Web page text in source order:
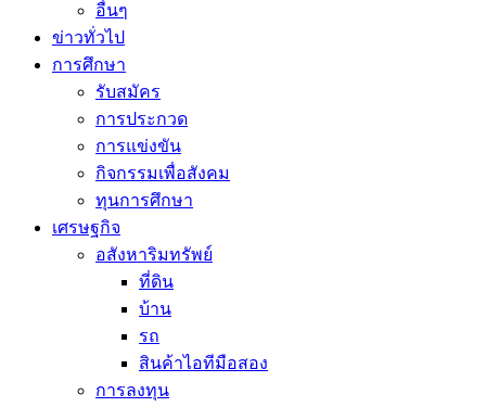
อื่นๆ
ข่าวทั่วไป
การศึกษา
รับสมัคร
การประกวด
การแข่งขัน
กิจกรรมเพื่อสังคม
ทุนการศึกษา
เศรษฐกิจ
อสังหาริมทรัพย์
ที่ดิน
บ้าน
รถ
สินค้าไอทีมือสอง
การลงทุน